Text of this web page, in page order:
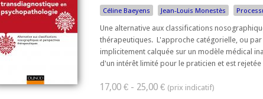
Céline Baeyens Jean-Louis Monestès
Une alternative aux classifications
thérapeutiques. L'approche catégorielle, ou par
implicitement calquée sur un modèle médical
d'un intérêt limité pour le praticien et est rejetée
17,00 € - 25,00 €